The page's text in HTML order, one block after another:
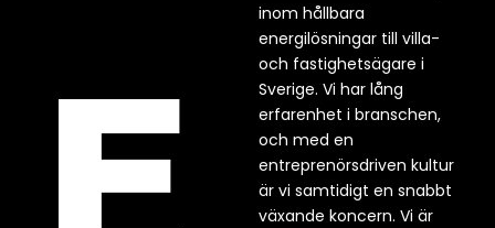
inom hållbara
energilösningar till villa-
och fastighetsägare i
Sverige. Vi har lång
erfarenhet i branschen,
och med en
entreprenörsdriven kultur
är vi samtidigt en snabbt
växande koncern. Vi är